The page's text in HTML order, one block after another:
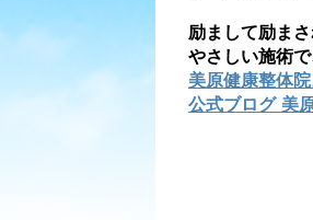
励まして励ま
やさしい施術
美原健康整体
公式ブログ 美